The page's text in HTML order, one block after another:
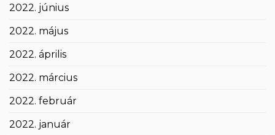
2022. június
2022. május
2022. április
2022. március
2022. február
2022. január